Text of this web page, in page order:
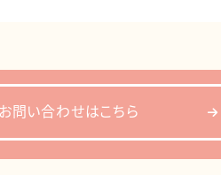
問い合わせはこちら